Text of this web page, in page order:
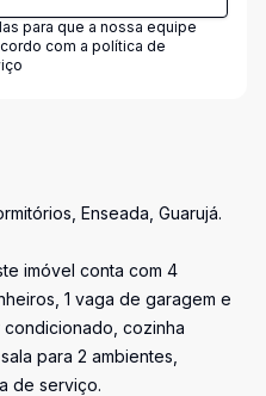
para que a nossa equipe
com a política de
Enseada, Guarujá.
imóvel conta com 4
1 vaga de garagem e
cozinha
para 2 ambientes,
de serviço.